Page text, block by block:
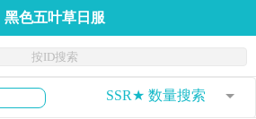
黑色五叶草日服
按ID搜索
SSR★ 数量搜索